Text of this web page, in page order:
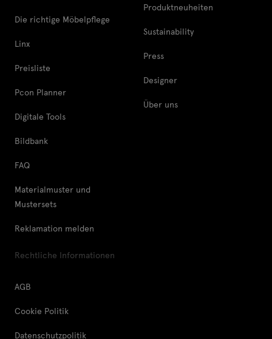
Die richtige Möbelpflege
Linx
Preisliste
Pcon Planner
Digitale Tools
Bildbank
FAQ
Materialmuster und
Mustersets
Reklamation melden
Produktneuheiten
Sustainability
Press
Designer
Über uns
Rechtliche Informationen
AGB
Cookie Politik
Datenschutzpolitik